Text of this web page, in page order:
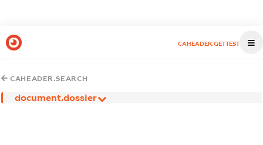
CAHEADER.GETTEST
CAHEADER.SEARCH
document.dossier